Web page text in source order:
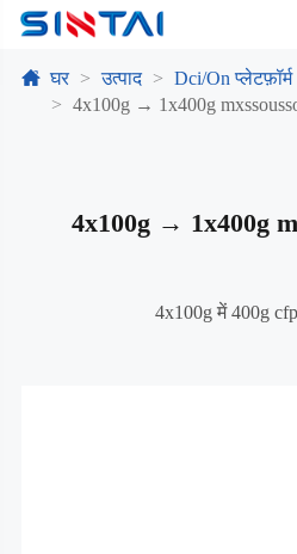
घर उत्पाद Dci/On प्लेटफ़ॉर्म
4x100g → 1x400g
4x100g → 1x400g
4x100g में 400g